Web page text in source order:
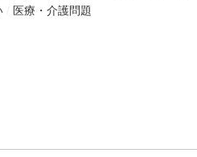
医療・介護問題